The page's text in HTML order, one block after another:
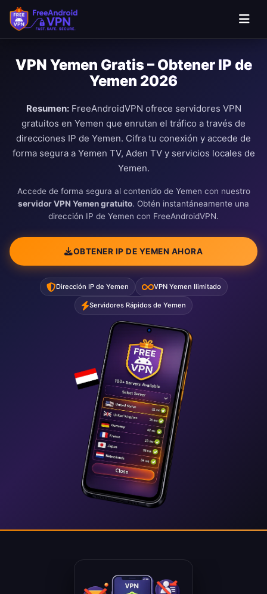
VPN Yemen Gratis – Obtener IP de
Yemen 2026
Resumen:FreeAndroidVPN ofrece servidores VPN
gratuitos en Yemen que enrutan el tráfico a través de
direcciones IP de Yemen. Cifra tu conexión y accede de
forma segura a Yemen TV, Aden TV y servicios locales de
Yemen.
Accede de forma segura al contenido de Yemen con nuestro
servidor VPN Yemen gratuito. Obtén instantáneamente una
dirección IP de Yemen con FreeAndroidVPN.
OBTENER IP DE YEMEN AHORA
Dirección IP de Yemen VPN Yemen Ilimitado
Servidores Rápidos de Yemen